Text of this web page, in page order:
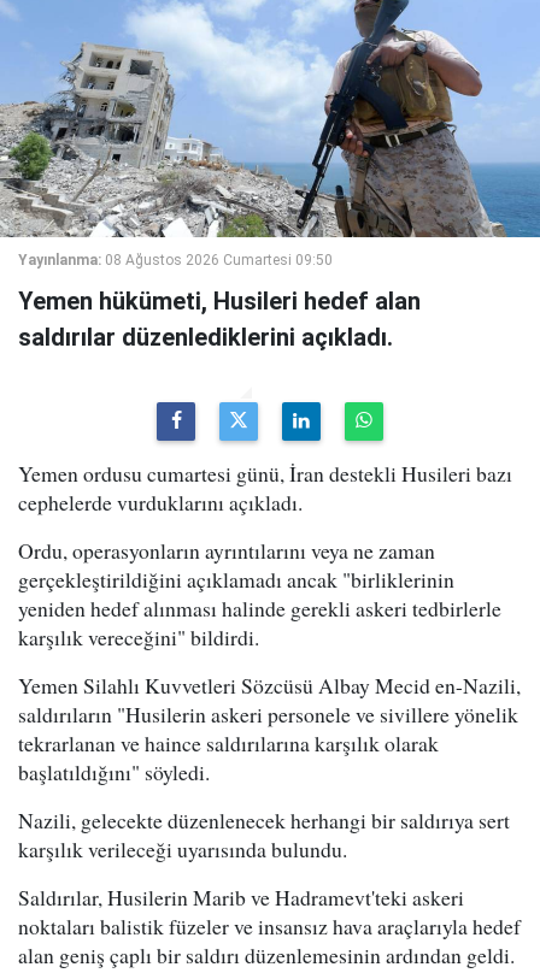
Yayınlanma: 08 Ağustos 2026 Cumartesi 09:50
Yemen hükümeti, Husileri hedef alan
saldırılar düzenlediklerini açıkladı.
Yemen ordusu cumartesi günü, İran destekli Husileri bazı
cephelerde vurduklarını açıkladı.
Ordu, operasyonların ayrıntılarını veya ne zaman
gerçekleştirildiğini açıklamadı ancak "birliklerinin
yeniden hedef alınması halinde gerekli askeri tedbirlerle
karşılık vereceğini" bildirdi.
Yemen Silahlı Kuvvetleri Sözcüsü Albay Mecid en-Nazili,
saldırıların "Husilerin askeri personele ve sivillere yönelik
tekrarlanan ve haince saldırılarına karşılık olarak
başlatıldığını" söyledi.
Nazili, gelecekte düzenlenecek herhangi bir saldırıya sert
karşılık verileceği uyarısında bulundu.
Saldırılar, Husilerin Marib ve Hadramevt'teki askeri
noktaları balistik füzeler ve insansız hava araçlarıyla hedef
alan geniş çaplı bir saldırı düzenlemesinin ardından geldi.